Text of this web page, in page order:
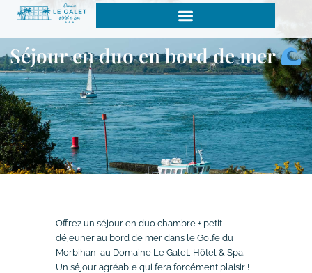
contenu
Séjour en duo en bord de mer
Offrez un séjour en duo chambre + petit
déjeuner au bord de mer dans le Golfe du
Morbihan, au Domaine Le Galet, Hôtel & Spa.
Un séjour agréable qui fera forcément plaisir !